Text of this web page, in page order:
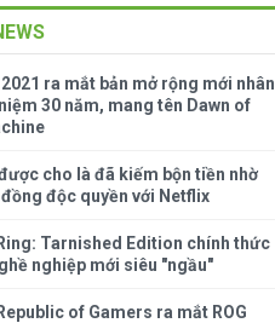
ra mắt bản mở rộng mới nhân
30 năm, mang tên Dawn of
cho là đã kiếm bộn tiền nhờ
đồng độc quyền với Netflix
Tarnished Edition chính thức
nghiệp mới siêu "ngầu"
of Gamers ra mắt ROG